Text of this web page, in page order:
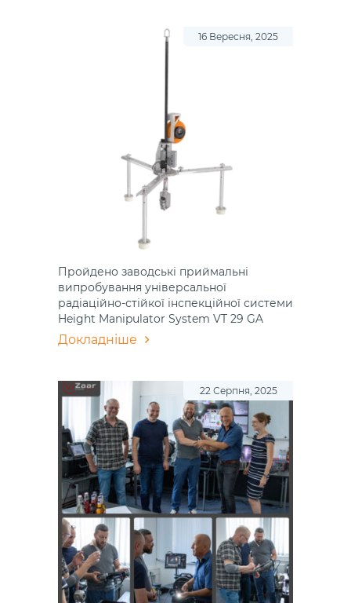
16 Вересня, 2025
Пройдено заводські приймальні
випробування універсальної
радіаційно-стійкої інспекційної системи
Height Manipulator System VT 29 GA
Докладніше
22 Серпня, 2025